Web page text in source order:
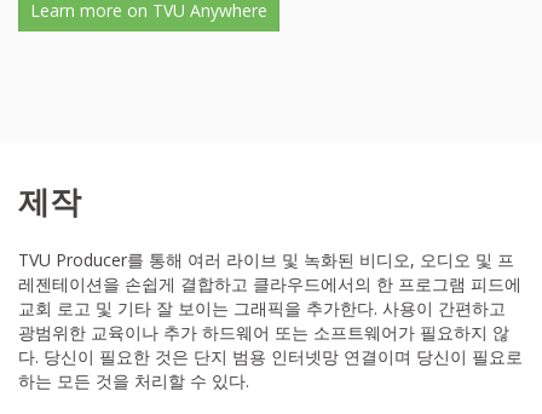
Learn more on TVU Anywhere
제작
TVU Producer를 통해 여러 라이브 및 녹화된 비디오, 오디오 및 프
레젠테이션을 손쉽게 결합하고 클라우드에서의 한 프로그램 피드에
교회 로고 및 기타 잘 보이는 그래픽을 추가한다. 사용이 간편하고
광범위한 교육이나 추가 하드웨어 또는 소프트웨어가 필요하지 않
다. 당신이 필요한 것은 단지 범용 인터넷망 연결이며 당신이 필요로
하는 모든 것을 처리할 수 있다.